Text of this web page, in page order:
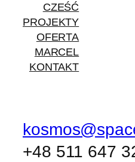
CZEŚĆ
PROJEKTY
OFERTA
MARCEL
KONTAKT
+48 511 647